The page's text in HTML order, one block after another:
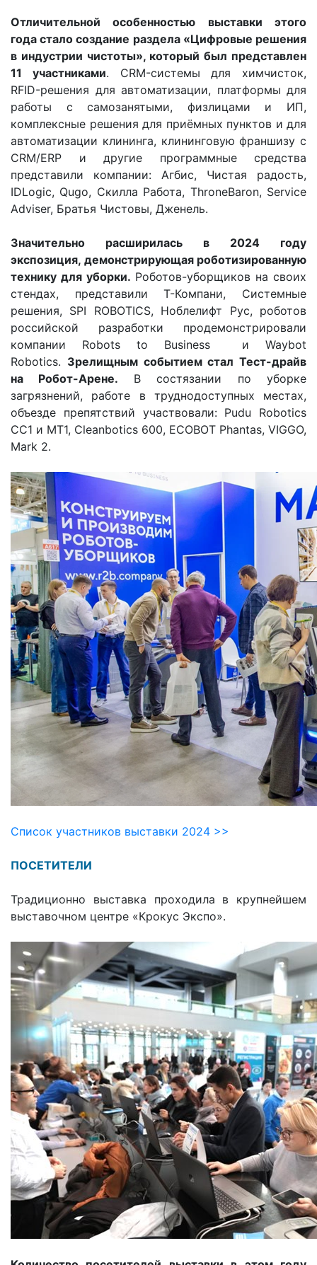
Отличительной особенностью выставки этого
года стало создание раздела «Цифровые решения
в индустрии чистоты», который был представлен
11 участниками. CRM-системы для химчисток,
RFID-решения для автоматизации, платформы для
работы с самозанятыми, физлицами и ИП,
комплексные решения для приёмных пунктов и для
автоматизации клининга, клининговую франшизу с
CRM/ERP и другие программные средства
представили компании: Агбис, Чистая радость,
IDLogic, Qugo, Скилла Работа, ThroneBaron, Service
Adviser, Братья Чистовы, Дженель.
Значительно расширилась в 2024 году
экспозиция, демонстрирующая роботизированную
технику для уборки. Роботов-уборщиков на своих
стендах, представили Т-Компани, Системные
решения, SPI ROBOTICS, Ноблелифт Рус, роботов
российской разработки продемонстрировали
компании Robots to Business и Waybot
Robotics. Зрелищным событием стал Тест-драйв
на Робот-Арене. В состязании по уборке
загрязнений, работе в труднодоступных местах,
объезде препятствий участвовали: Pudu Robotics
СС1 и МТ1, Cleanbotics 600, ECOBOT Phantas, VIGGO,
Mark 2.
Список участников выставки 2024 >>
ПОСЕТИТЕЛИ
Традиционно выставка проходила в крупнейшем
выставочном центре «Крокус Экспо».